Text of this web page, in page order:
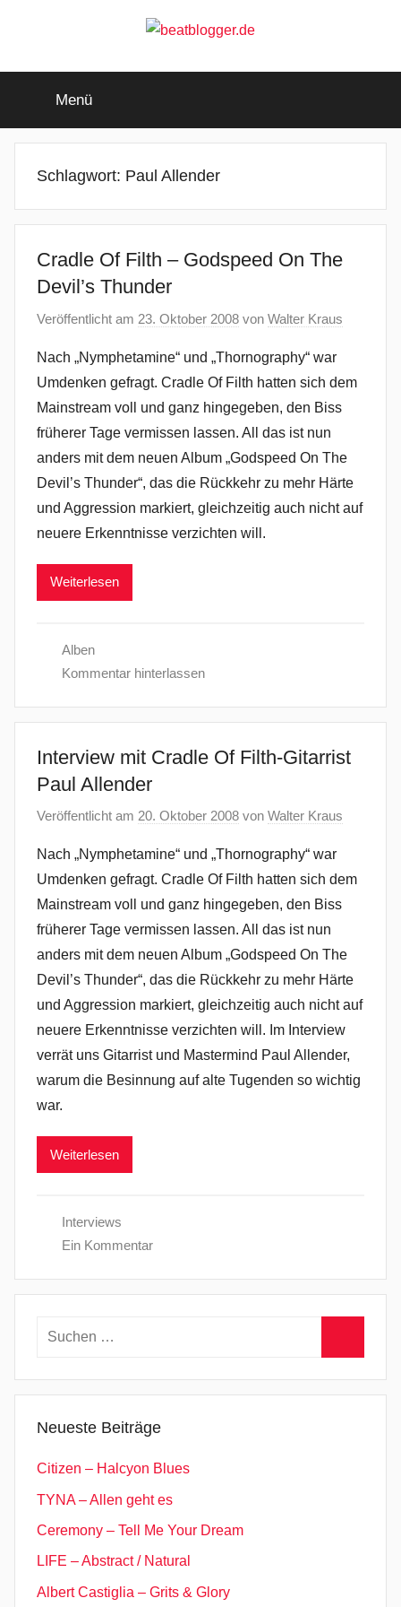
beatblogger.de
beat
goes
Menü
Schlagwort: Paul Allender
Cradle Of Filth – Godspeed On The
Devil’s Thunder
Veröffentlicht am 23. Oktober 2008 von Walter Kraus
Nach „Nymphetamine“ und „Thornography“ war
Umdenken gefragt. Cradle Of Filth hatten sich dem
Mainstream voll und ganz hingegeben, den Biss
früherer Tage vermissen lassen. All das ist nun
anders mit dem neuen Album „Godspeed On The
Devil’s Thunder“, das die Rückkehr zu mehr Härte
und Aggression markiert, gleichzeitig auch nicht auf
neuere Erkenntnisse verzichten will.
Weiterlesen
Alben
Kommentar hinterlassen
Interview mit Cradle Of Filth-Gitarrist
Paul Allender
Veröffentlicht am 20. Oktober 2008 von Walter Kraus
Nach „Nymphetamine“ und „Thornography“ war
Umdenken gefragt. Cradle Of Filth hatten sich dem
Mainstream voll und ganz hingegeben, den Biss
früherer Tage vermissen lassen. All das ist nun
anders mit dem neuen Album „Godspeed On The
Devil’s Thunder“, das die Rückkehr zu mehr Härte
und Aggression markiert, gleichzeitig auch nicht auf
neuere Erkenntnisse verzichten will. Im Interview
verrät uns Gitarrist und Mastermind Paul Allender,
warum die Besinnung auf alte Tugenden so wichtig
war.
Weiterlesen
Interviews
Ein Kommentar
Suchen
Neueste Beiträge
Citizen – Halcyon Blues
TYNA – Allen geht es
Ceremony – Tell Me Your Dream
LIFE – Abstract / Natural
Albert Castiglia – Grits & Glory